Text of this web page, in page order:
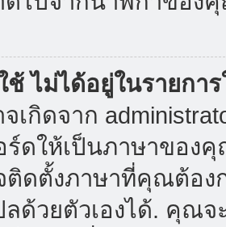
ไม่ได้อยู่ในรายการ
เกิดจาก
ดให้เป็นภาษาของ
ติดตั้งภาษาที่คุณต้อ
ด้วยตัวเองได้. คุณจ